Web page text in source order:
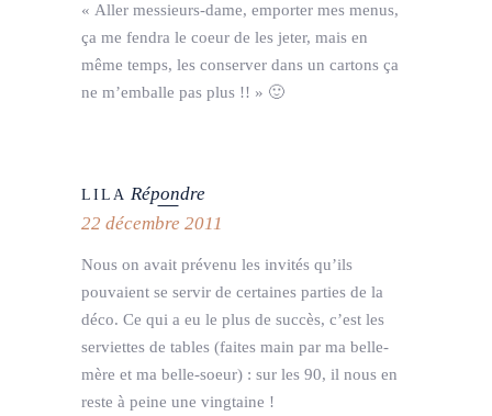
« Aller messieurs-dame, emporter mes menus,
ça me fendra le coeur de les jeter, mais en
même temps, les conserver dans un cartons ça
ne m’emballe pas plus !! » 🙂
LILA Répondre
22 décembre 2011
Nous on avait prévenu les invités qu’ils
pouvaient se servir de certaines parties de la
déco. Ce qui a eu le plus de succès, c’est les
serviettes de tables (faites main par ma belle-
mère et ma belle-soeur) : sur les 90, il nous en
reste à peine une vingtaine !